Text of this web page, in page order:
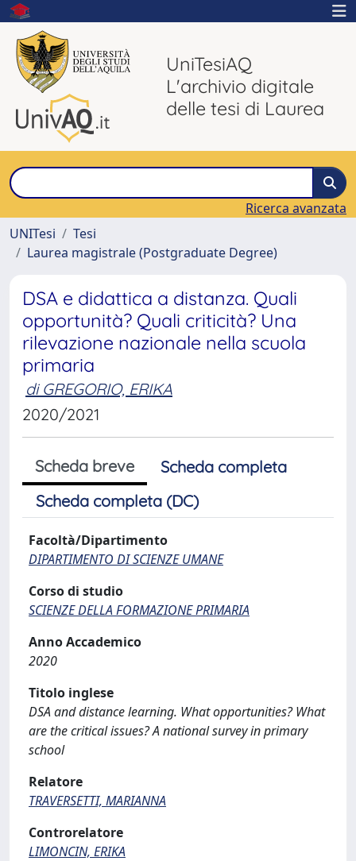
UniTesiAQ
L'archivio digitale
delle tesi di Laurea
Ricerca avanzata
UNITesi
Tesi
Laurea magistrale (Postgraduate Degree)
DSA e didattica a distanza. Quali
opportunità? Quali criticità? Una
rilevazione nazionale nella scuola
primaria
di GREGORIO, ERIKA
2020/2021
Scheda breve
Scheda completa
Scheda completa (DC)
Facoltà/Dipartimento
DIPARTIMENTO DI SCIENZE UMANE
Corso di studio
SCIENZE DELLA FORMAZIONE PRIMARIA
Anno Accademico
2020
Titolo inglese
DSA and distance learning. What opportunities? What
are the critical issues? A national survey in primary
school
Relatore
TRAVERSETTI, MARIANNA
Controrelatore
LIMONCIN, ERIKA